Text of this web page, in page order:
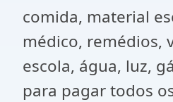
comida, material
médico, remédios,
escola, água, luz,
para pagar todos